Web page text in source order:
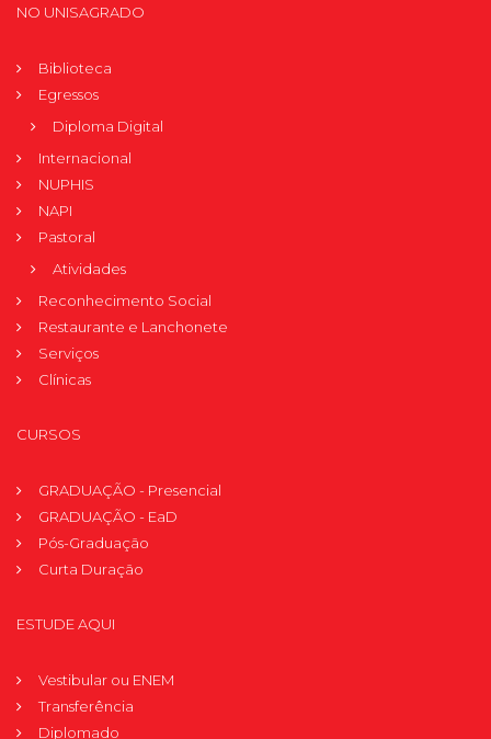
NO UNISAGRADO
Biblioteca
Egressos
Diploma Digital
Internacional
NUPHIS
NAPI
Pastoral
Atividades
Reconhecimento Social
Restaurante e Lanchonete
Serviços
Clínicas
CURSOS
GRADUAÇÃO - Presencial
GRADUAÇÃO - EaD
Pós-Graduação
Curta Duração
ESTUDE AQUI
Vestibular ou ENEM
Transferência
Diplomado